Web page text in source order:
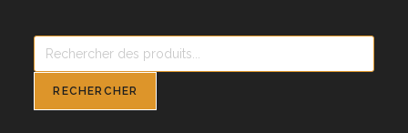
Recherche
produits
RECHERCHER